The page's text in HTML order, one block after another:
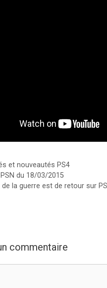
et nouveautés PS4
du 18/03/2015
de la guerre est de retour sur
commentaire